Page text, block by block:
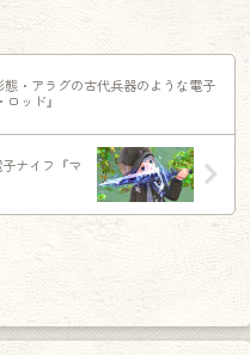
・アラグの古代兵器のような電子
ッド』
ナイフ『マ